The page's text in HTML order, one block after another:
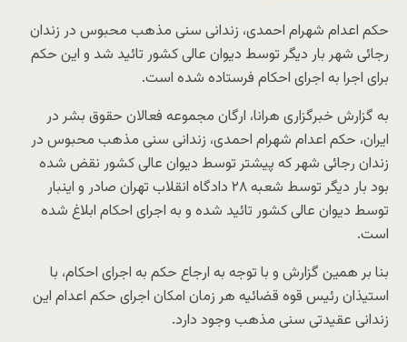
حکم اعدام شهرام احمدی، زندانی سنی مذهب محبوس در زندان
رجائی شهر بار دیگر توسط دیوان عالی کشور تائید شد و این حکم
برای اجرا به اجرای احکام فرستاده شده است.
به گزارش خبرگزاری هرانا، ارگان مجموعه فعالان حقوق بشر در
ایران، حکم اعدام شهرام احمدی، زندانی سنی مذهب محبوس در
زندان رجائی شهر که پیشتر توسط دیوان عالی کشور نقض شده
بود بار دیگر توسط شعبه ۲۸ دادگاه انقلاب تهران صادر و اینبار
توسط دیوان عالی کشور تائید شده و به اجرای احکام ابلاغ شده
است.
بنا بر همین گزارش و با توجه به ارجاع حکم به اجرای احکام، با
استیذان رئیس قوه قضائیه هر زمان امکان اجرای حکم اعدام این
زندانی عقیدتی سنی مذهب وجود دارد.